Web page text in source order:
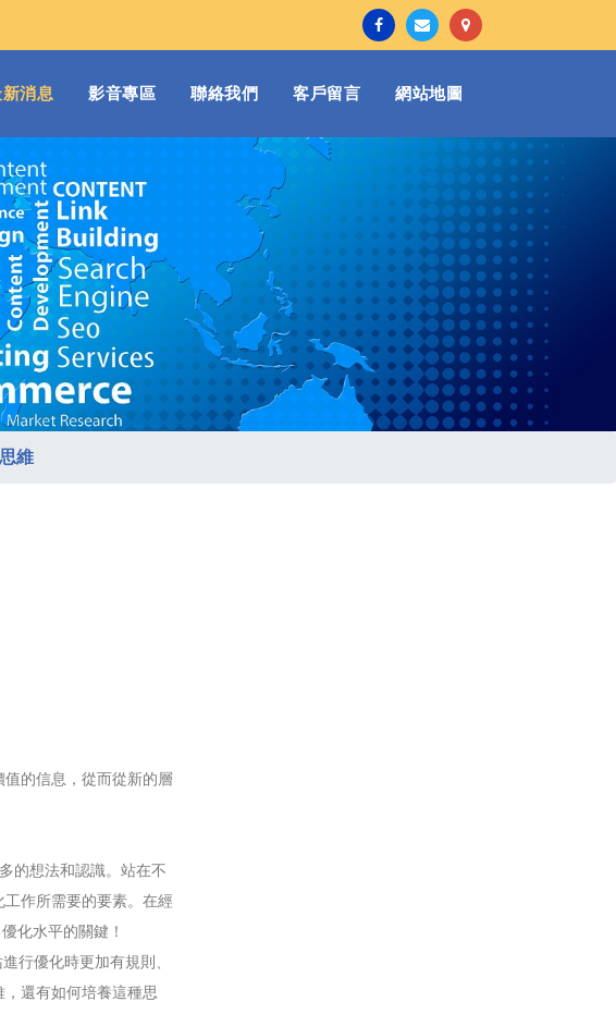
消息 影音專區 聯絡我們 客戶留言 網站地圖
維
的信息，從而從新的層
的想法和認識。站在不
作所需要的要素。在經
化水平的關鍵！
行優化時更加有規則、
還有如何培養這種思